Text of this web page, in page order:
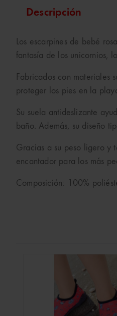
Descripción
Los escarpines de bebé
fantasía de los unicornios,
Fabricados con materiales
proteger los pies en la
Su suela antideslizante
baño. Además, su diseño
Gracias a su peso ligero y
encantador para los más
Composición: 100%